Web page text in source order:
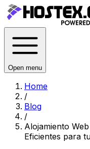
Open menu
Home
/
Blog
/
Alojamiento
Eficientes para